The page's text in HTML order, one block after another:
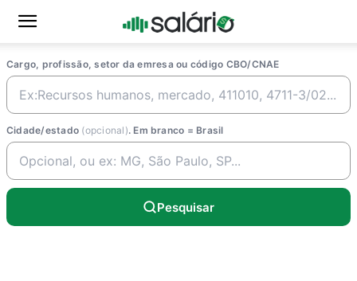
Cargo, profissão, setor da emresa ou código CBO/CNAE
Cidade/estado (opcional). Em branco = Brasil
Pesquisar